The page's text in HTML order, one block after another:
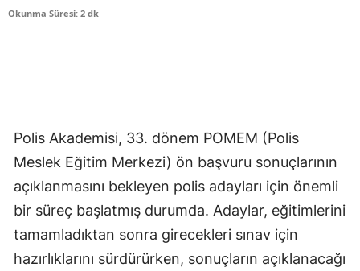
Okunma Süresi: 2 dk
Polis Akademisi, 33. dönem POMEM (Polis
Meslek Eğitim Merkezi) ön başvuru sonuçlarının
açıklanmasını bekleyen polis adayları için önemli
bir süreç başlatmış durumda. Adaylar, eğitimlerini
tamamladıktan sonra girecekleri sınav için
hazırlıklarını sürdürürken, sonuçların açıklanacağı